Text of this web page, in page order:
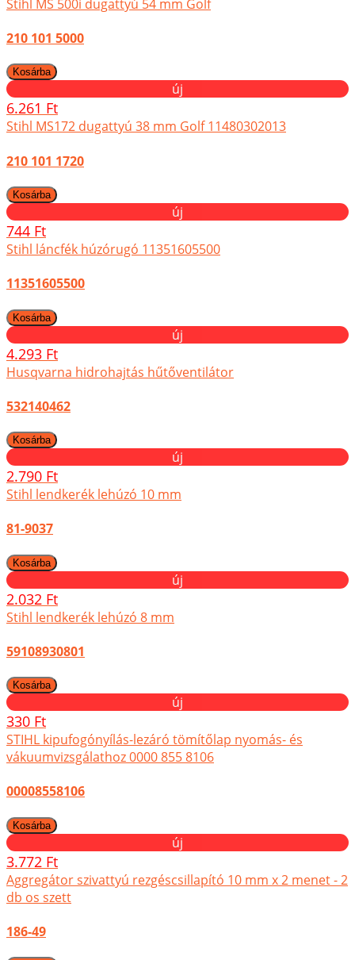
Stihl MS 500i dugattyú 54 mm Golf
210 101 5000
új
6.261 Ft
Stihl MS172 dugattyú 38 mm Golf 11480302013
210 101 1720
új
744 Ft
Stihl láncfék húzórugó 11351605500
11351605500
új
4.293 Ft
Husqvarna hidrohajtás hűtőventilátor
532140462
új
2.790 Ft
Stihl lendkerék lehúzó 10 mm
81-9037
új
2.032 Ft
Stihl lendkerék lehúzó 8 mm
59108930801
új
330 Ft
STIHL kipufogónyílás-lezáró tömítőlap nyomás- és
vákuumvizsgálathoz 0000 855 8106
00008558106
új
3.772 Ft
Aggregátor szivattyú rezgéscsillapító 10 mm x 2 menet - 2
db os szett
186-49